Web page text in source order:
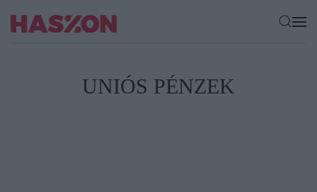
UNIÓS PÉNZEK